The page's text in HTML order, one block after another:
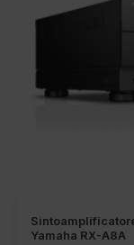
Yamaha RX-A8A